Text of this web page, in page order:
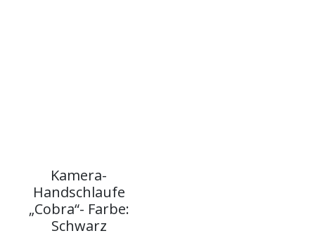
Kamera-
Handschlaufe
„Cobra“- Farbe:
Schwarz